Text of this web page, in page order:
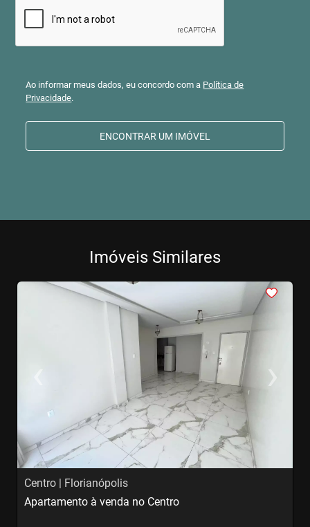
Ao informar meus dados, eu concordo com a Política de
Privacidade.
ENCONTRAR UM IMÓVEL
Imóveis Similares
‹ ›
Centro | Florianópolis
Apartamento à venda no Centro